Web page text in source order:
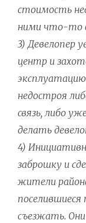
стоимость
ними что-то
3) Девелопер
центр и
недостроя
связь, либо
делать
4)
заброшку и
жители
съезжать.